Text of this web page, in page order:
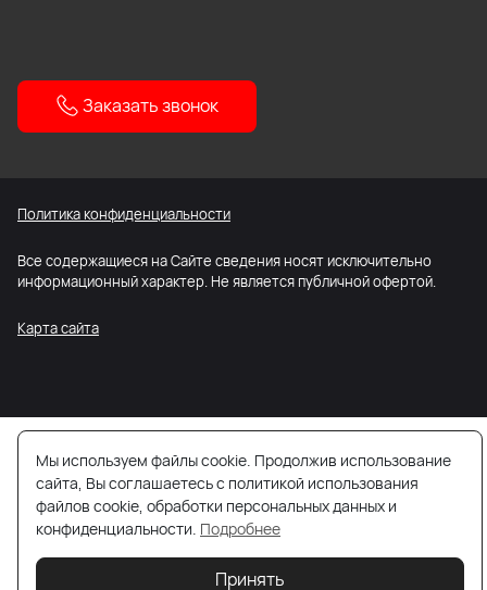
Заказать звонок
Политика конфиденциальности
Все содержащиеся на Сайте сведения носят исключительно
информационный характер. Не является публичной офертой.
Карта сайта
Мы используем файлы cookie. Продолжив использование
сайта, Вы соглашаетесь с политикой использования
файлов cookie, обработки персональных данных и
конфиденциальности. Подробнее
Принять